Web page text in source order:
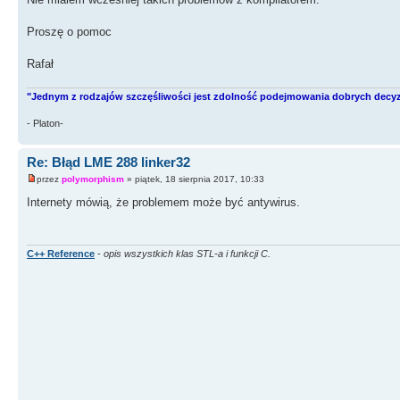
Proszę o pomoc
Rafał
"Jednym z rodzajów szczęśliwości jest zdolność podejmowania dobrych
- Platon-
Re: Błąd LME 288 linker32
przez polymorphism » piątek, 18 sierpnia 2017, 10:33
Internety mówią, że problemem może być antywirus.
C++ Reference - opis wszystkich klas STL-a i funkcji C.